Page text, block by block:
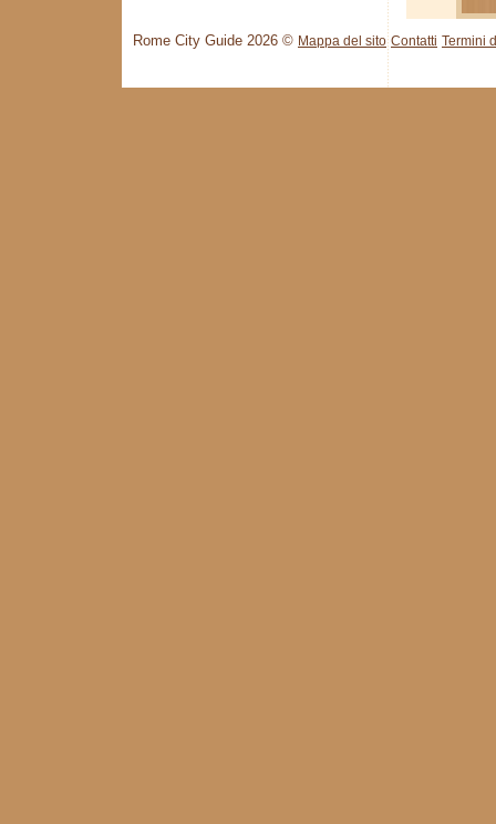
Rome City Guide 2026 © Mappa del sito Contatti Termini